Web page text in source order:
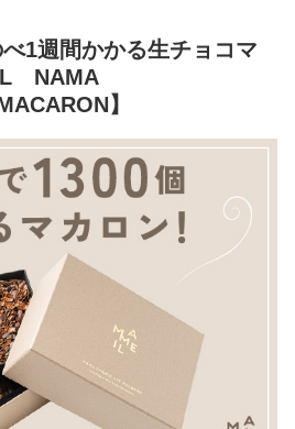
1週間かかる生チョコマ
NAMA
】